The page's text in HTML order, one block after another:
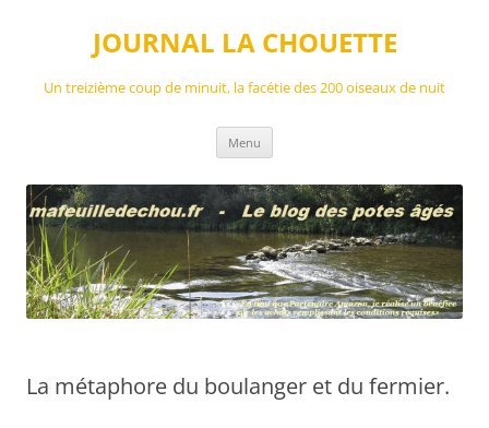
JOURNAL LA CHOUETTE
Un treizième coup de minuit, la facétie des 200 oiseaux de nuit
Menu
La métaphore du boulanger et du fermier.